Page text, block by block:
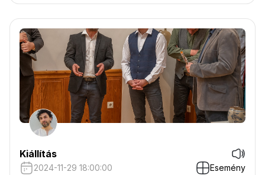
Kiállítás
2024-11-29 18:00:00 Esemény